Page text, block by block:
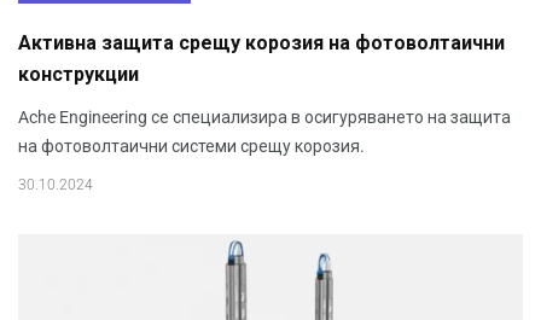
Активна защита срещу корозия на фотоволтаични
конструкции
Ache Engineering се специализира в осигуряването на защита
на фотоволтаични системи срещу корозия.
30.10.2024